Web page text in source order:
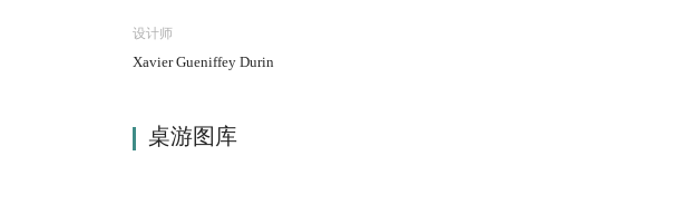
设计师
Xavier Gueniffey Durin
桌游图库